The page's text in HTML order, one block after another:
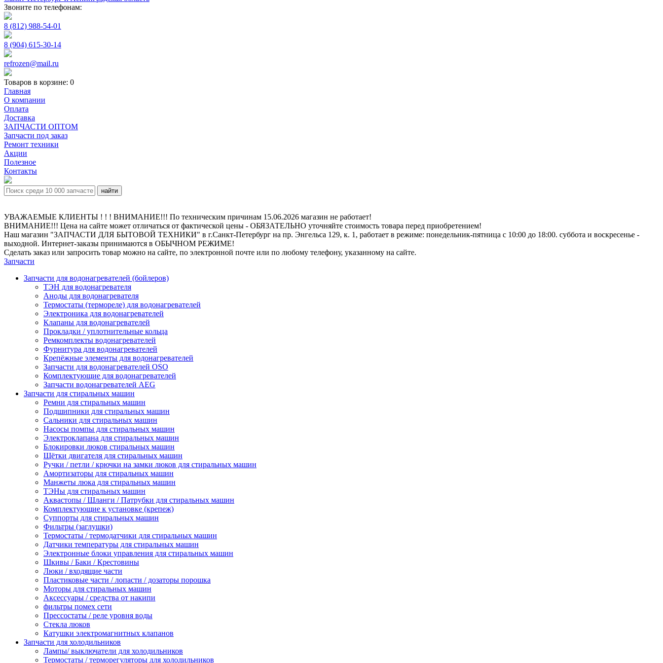
Звоните по телефонам:
8 (812) 988-54-01
8 (904) 615-30-14
refrozen@mail.ru
Товаров в корзине: 0
Главная
О компании
Оплата
Доставка
ЗАПЧАСТИ ОПТОМ
Запчасти под заказ
Ремонт техники
Акции
Полезное
Контакты
УВАЖАЕМЫЕ КЛИЕНТЫ ! ! ! ВНИМАНИЕ!!! По техническим причинам 15.06.2026 магазин не работает!
ВНИМАНИЕ!!! Цена на сайте может отличаться от фактической цены - ОБЯЗАТЕЛЬНО уточняйте стоимость товара перед приобретением!
Наш магазин "ЗАПЧАСТИ ДЛЯ БЫТОВОЙ ТЕХНИКИ" в г.Санкт-Петербург на пр. Энгельса 129, к. 1, работает в режиме: понедельник-пятница с 10:00 до 18:00. суббота и воскресенье -
выходной. Интернет-заказы принимаются в ОБЫЧНОМ РЕЖИМЕ!
Сделать заказ или запросить товар можно на сайте, по электронной почте или по любому телефону, указанному на сайте.
Запчасти
Запчасти для водонагревателей (бойлеров)
ТЭН для водонагревателя
Аноды для водонагревателя
Термостаты (термореле) для водонагревателей
Электроника для водонагревателей
Клапаны для водонагревателей
Прокладки / уплотнительные кольца
Ремкомплекты водонагревателей
Фурнитура для водонагревателей
Крепёжные элементы для водонагревателей
Запчасти для водонагревателей OSO
Комплектующие для водонагревателей
Запчасти водонагревателей AEG
Запчасти для стиральных машин
Ремни для стиральных машин
Подшипники для стиральных машин
Сальники для стиральных машин
Насосы помпы для стиральных машин
Электроклапана для стиральных машин
Блокировки люков стиральных машин
Щётки двигателя для стиральных машин
Ручки / петли / крючки на замки люков для стиральных машин
Амортизаторы для стиральных машин
Манжеты люка для стиральных машин
ТЭНы для стиральных машин
Аквастопы / Шланги / Патрубки для стиральных машин
Комплектующие к установке (крепеж)
Суппорты для стиральных машин
Фильтры (заглушки)
Термостаты / термодатчики для стиральных машин
Датчики температуры для стиральных машин
Электронные блоки управления для стиральных машин
Шкивы / Баки / Крестовины
Люки / входящие части
Пластиковые части / лопасти / дозаторы порошка
Моторы для стиральных машин
Аксессуары / средства от накипи
фильтры помех сети
Прессостаты / реле уровня воды
Стекла люков
Катушки электромагнитных клапанов
Запчасти для холодильников
Лампы/ выключатели для холодильников
Термостаты / терморегуляторы для холодильников